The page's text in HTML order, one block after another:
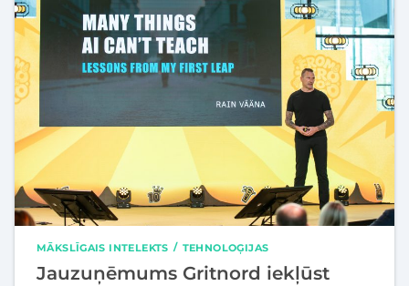
MĀKSLĪGAIS INTELEKTS TEHNOLOĢIJAS
Jauzuņēmums Gritnord iekļūst